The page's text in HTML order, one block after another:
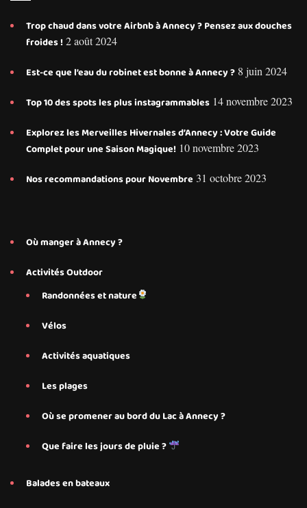
Trop chaud dans votre Airbnb à Annecy ? Pensez aux douches
froides ! 2 août 2024
Est-ce que l’eau du robinet est bonne à Annecy ? 8 juin 2024
Top 10 des spots les plus instagrammables 14 novembre 2023
Explorez les Merveilles Hivernales d’Annecy : Votre Guide
Complet pour une Saison Magique! 10 novembre 2023
Nos recommandations pour Novembre 31 octobre 2023
Où manger à Annecy ?
Activités Outdoor
Randonnées et nature
Vélos
Activités aquatiques
Les plages
Où se promener au bord du Lac à Annecy ?
Que faire les jours de pluie ?
Balades en bateaux